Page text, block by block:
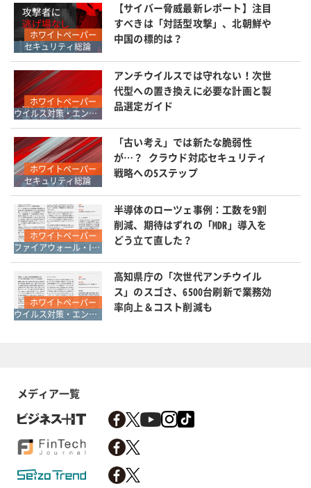
ホワイトペーパー
セキュリティ総論
【サイバー脅威最新レポート】注目
すべきは「対話型攻撃」、北朝鮮や
中国の標的は？
ホワイトペーパー
ウイルス対策・エンドポイントセキュリティ
アンチウイルスでは守れない！次世
代型への置き換えに必要な計画と製
品選定ガイド
ホワイトペーパー
セキュリティ総論
「古い考え」では新たな脆弱性
が…？ クラウド対応セキュリティ
戦略への5ステップ
ホワイトペーパー
ファイアウォール・IDS・IPS
半導体のローツェ事例：工数を9割
削減、期待はずれの「MDR」導入を
どう立て直した？
ホワイトペーパー
ウイルス対策・エンドポイントセキュリティ
高知県庁の「次世代アンチウイル
ス」のスゴさ、6500台刷新で業務効
率向上＆コスト削減も
メディア一覧